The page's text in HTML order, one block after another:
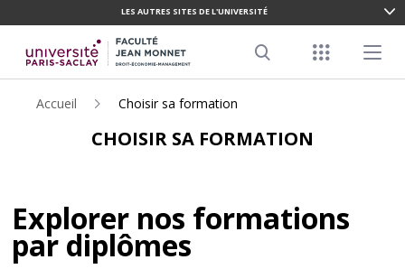
CONTENU
PRINCIPAL
LES AUTRES SITES DE L'UNIVERSITÉ
Menu Menu
Accueil Choisir sa formation
CHOISIR SA FORMATION
Explorer nos formations
par diplômes